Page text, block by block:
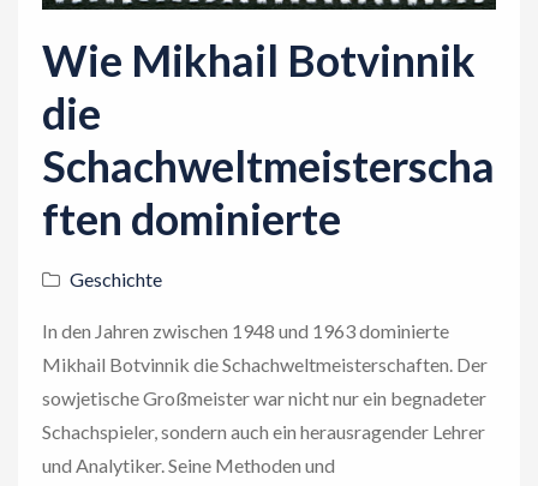
Wie Mikhail Botvinnik
die
Schachweltmeisterscha
ften dominierte
Geschichte
In den Jahren zwischen 1948 und 1963 dominierte
Mikhail Botvinnik die Schachweltmeisterschaften. Der
sowjetische Großmeister war nicht nur ein begnadeter
Schachspieler, sondern auch ein herausragender Lehrer
und Analytiker. Seine Methoden und